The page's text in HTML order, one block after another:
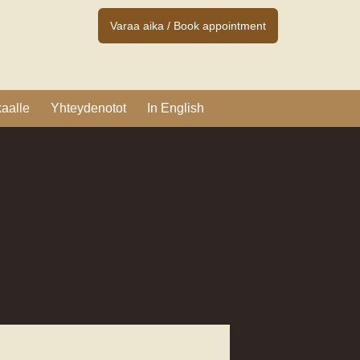
Varaa aika / Book appointment
Yhteydenotot In English